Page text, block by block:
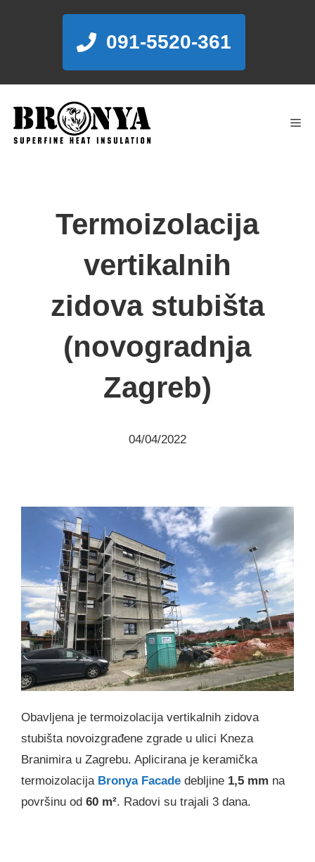
091-5520-361
Termoizolacija
vertikalnih
zidova stubišta
(novogradnja
Zagreb)
04/04/2022
Obavljena je termoizolacija vertikalnih zidova
stubišta novoizgrađene zgrade u ulici Kneza
Branimira u Zagrebu. Aplicirana je keramička
termoizolacija Bronya Facade debljine 1,5 mm na
površinu od 60 m². Radovi su trajali 3 dana.